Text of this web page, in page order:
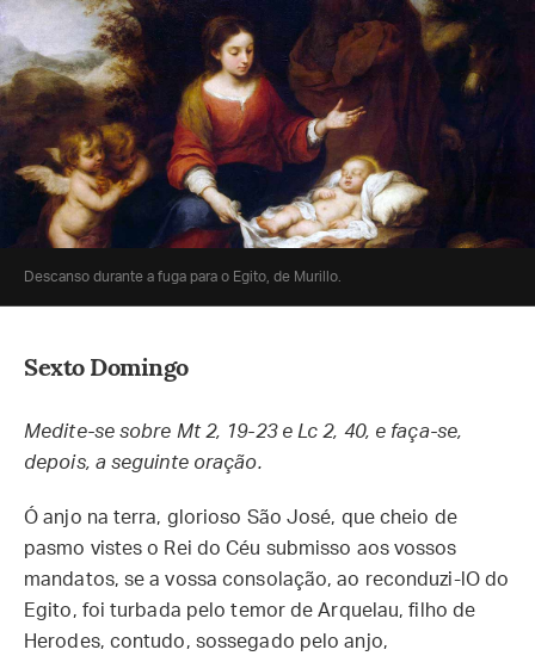
Descanso durante a fuga para o Egito, de Murillo.
Sexto Domingo
Medite-se sobre Mt 2, 19-23 e Lc 2, 40, e faça-se,
depois, a seguinte oração.
Ó anjo na terra, glorioso São José, que cheio de
pasmo vistes o Rei do Céu submisso aos vossos
mandatos, se a vossa consolação, ao reconduzi-lO do
Egito, foi turbada pelo temor de Arquelau, filho de
Herodes, contudo, sossegado pelo anjo,